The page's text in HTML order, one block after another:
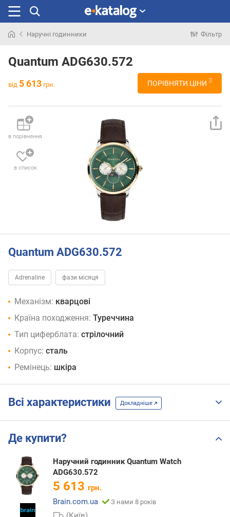
раніше
Наручні годинники Фільтр
Quantum ADG630.572
від 5 613 грн. ПОРІВНЯТИ ЦІНИ 3
в порівняння
в список
Quantum ADG630.572
Adrenaline фази місяця
Механізм: кварцові
Країна походження: Туреччина
Тип циферблата: стрілочний
Корпус: сталь
Ремінець: шкіра
Всі характеристики Докладніше
Де купити?
Наручний годинник Quantum Watch
ADG630.572
5 613 грн.
Brain.com.ua
З нами 8 років